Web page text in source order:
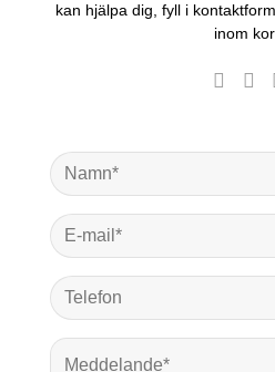
kan hjälpa dig, fyll i
inom